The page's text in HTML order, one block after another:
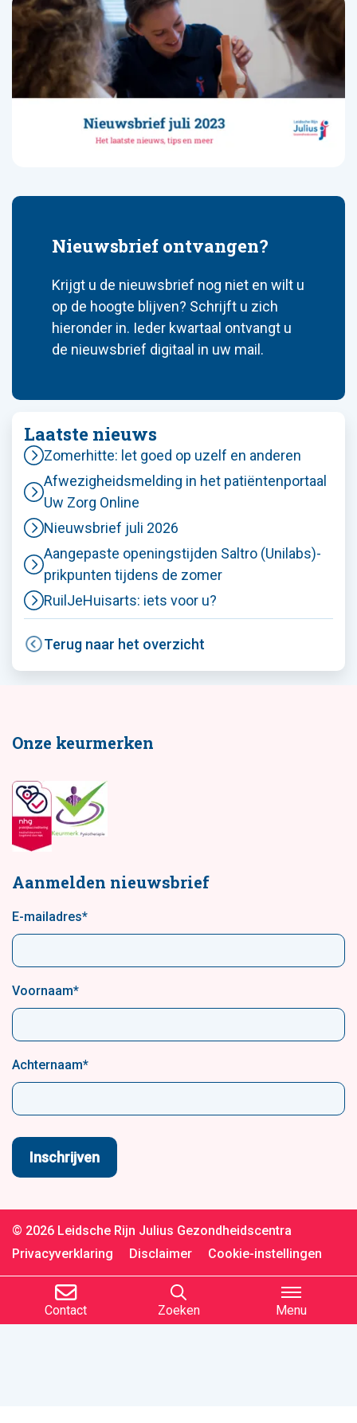
Nieuwsbrief ontvangen?
Krijgt u de nieuwsbrief nog niet en wilt u
op de hoogte blijven? Schrijft u zich
hieronder in. Ieder kwartaal ontvangt u
de nieuwsbrief digitaal in uw mail.
Laatste nieuws
Zomerhitte: let goed op uzelf en anderen
Afwezigheidsmelding in het patiëntenportaal
Uw Zorg Online
Nieuwsbrief juli 2026
Aangepaste openingstijden Saltro (Unilabs)-
prikpunten tijdens de zomer
RuilJeHuisarts: iets voor u?
Terug naar het overzicht
Onze keurmerken
Aanmelden nieuwsbrief
E-mailadres*
Voornaam*
Achternaam*
© 2026 Leidsche Rijn Julius Gezondheidscentra
Privacyverklaring
Disclaimer Cookie-instellingen
Contact Zoeken Menu